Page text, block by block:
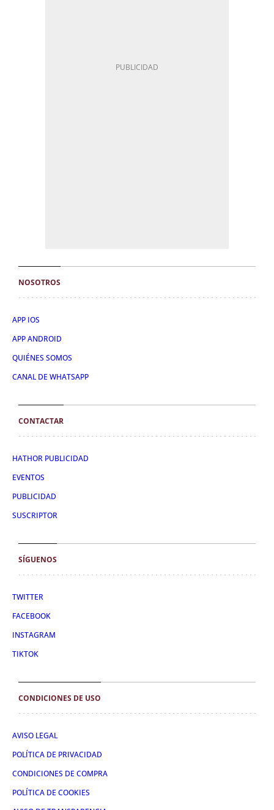
NOSOTROS
APP IOS
APP ANDROID
QUIÉNES SOMOS
CANAL DE WHATSAPP
CONTACTAR
HATHOR PUBLICIDAD
EVENTOS
PUBLICIDAD
SUSCRIPTOR
SÍGUENOS
TWITTER
FACEBOOK
INSTAGRAM
TIKTOK
CONDICIONES DE USO
AVISO LEGAL
POLÍTICA DE PRIVACIDAD
CONDICIONES DE COMPRA
POLÍTICA DE COOKIES